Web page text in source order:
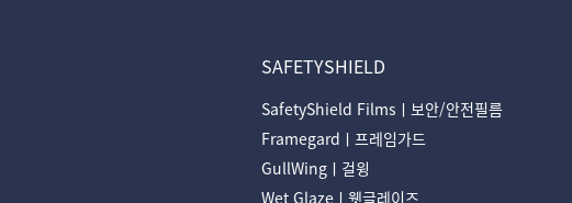
SAFETYSHIELD
SafetyShield Filmsㅣ보안/안전필름
Framegardㅣ프레임가드
GullWingㅣ걸윙
Wet Glazeㅣ웻글레이즈